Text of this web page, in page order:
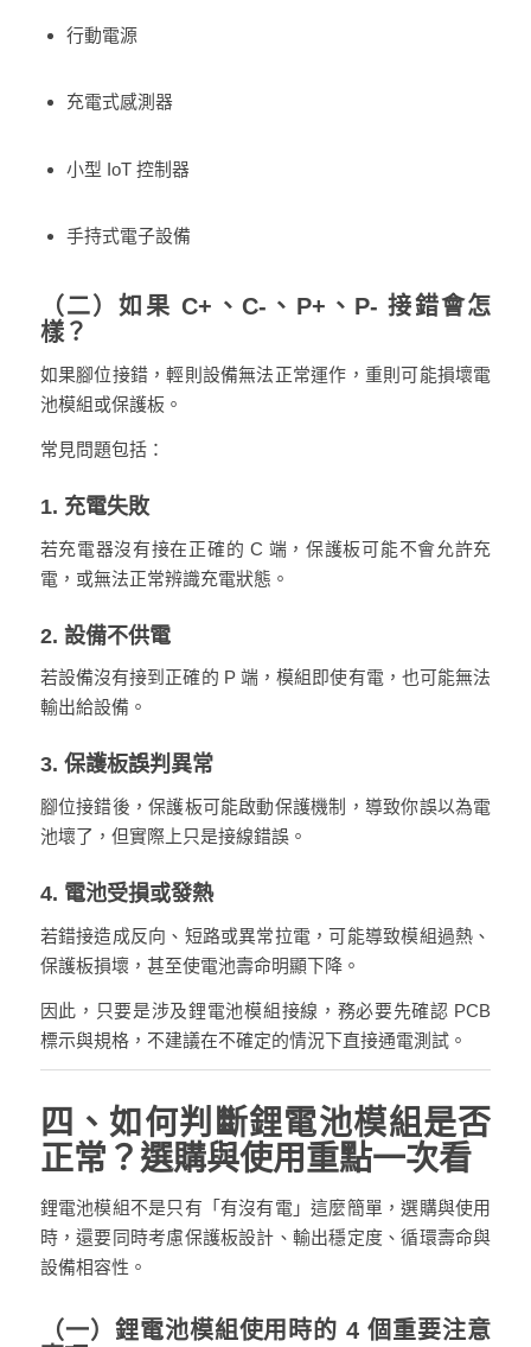
行動電源
充電式感測器
小型 IoT 控制器
手持式電子設備
（二）如果 C+、C-、P+、P- 接錯會怎
樣？
如果腳位接錯，輕則設備無法正常運作，重則可能損壞電
池模組或保護板。
常見問題包括：
1. 充電失敗
若充電器沒有接在正確的 C 端，保護板可能不會允許充
電，或無法正常辨識充電狀態。
2. 設備不供電
若設備沒有接到正確的 P 端，模組即使有電，也可能無法
輸出給設備。
3. 保護板誤判異常
腳位接錯後，保護板可能啟動保護機制，導致你誤以為電
池壞了，但實際上只是接線錯誤。
4. 電池受損或發熱
若錯接造成反向、短路或異常拉電，可能導致模組過熱、
保護板損壞，甚至使電池壽命明顯下降。
因此，只要是涉及鋰電池模組接線，務必要先確認 PCB
標示與規格，不建議在不確定的情況下直接通電測試。
四、如何判斷鋰電池模組是否
正常？選購與使用重點一次看
鋰電池模組不是只有「有沒有電」這麼簡單，選購與使用
時，還要同時考慮保護板設計、輸出穩定度、循環壽命與
設備相容性。
（一）鋰電池模組使用時的 4 個重要注意